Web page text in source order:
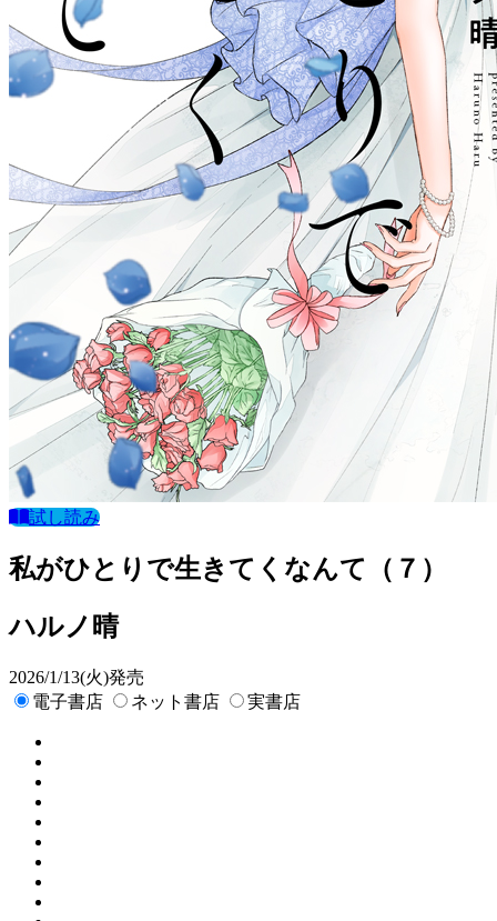
試し読み
私がひとりで生きてくなんて（７）
ハルノ晴
2026/1/13(火)発売
電子書店
ネット書店 実書店